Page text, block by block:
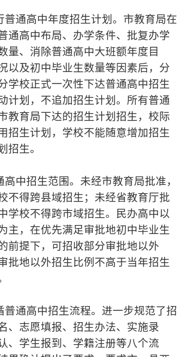
通高中年度招生计划。市教育局在
通高中布局、办学条件、批复办学
量、消除普通高中大班额年度目
以及初中毕业生数量等因素后，分
学校正式一次性下达普通高中招生
计划，不追加招生计划。所有普通
教育局下达的招生计划招生，校际
招生计划，学校不能随意增加招生
招生。
中招生范围。未经市教育局批准，
不得跨县域招生；未经省教育厅批
学校不得跨市域招生。民办高中以
主，在优先满足审批地初中毕业生
前提下，可招收部分审批地以外
批地以外招生比例不高于当年招生
通高中招生流程。进一步规范了招
、志愿填报、招生办法、实施录
、学生报到、学籍注册等八个流